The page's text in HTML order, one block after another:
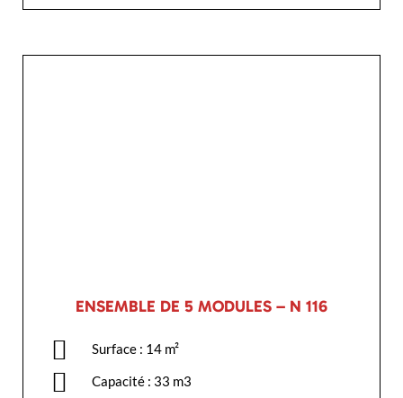
ENSEMBLE DE 5 MODULES – N 116
Surface : 14 m²
Capacité : 33 m3